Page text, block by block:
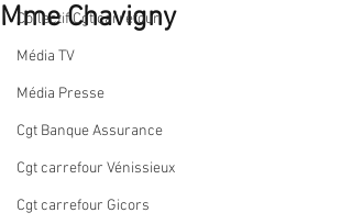
Collectif Cgt carrefour
Média TV
Média Presse
Cgt Banque Assurance
Cgt carrefour Vénissieux
Cgt carrefour Gicors
Mme Chavigny